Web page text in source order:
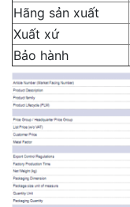
Hãng sản xuất
Xuất xứ
Bảo hành